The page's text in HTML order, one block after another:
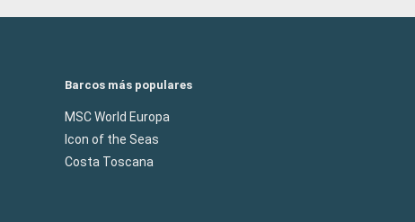
Barcos más populares
MSC World Europa
Icon of the Seas
Costa Toscana